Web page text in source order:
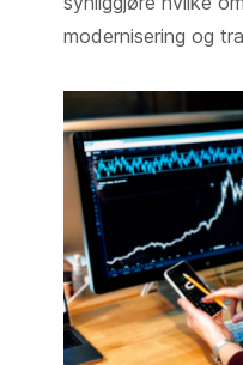
modernisering og